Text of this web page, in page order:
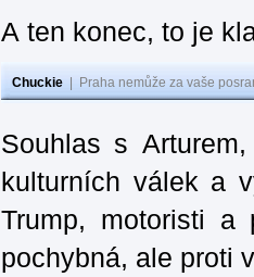
A ten konec, to je
Chuckie Praha nemůže za vaše
Souhlas s
kulturních válek a
Trump, motoristi a
pochybná, ale proti